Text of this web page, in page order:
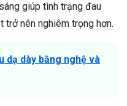
giúp tình trạng đau
trở nên nghiêm trọng hơn.
dạ dày bằng nghệ và